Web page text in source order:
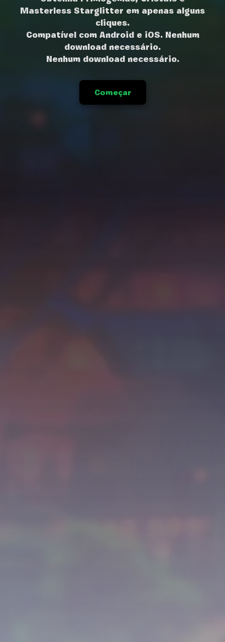
Masterless Starglitter em apenas alguns
cliques.
Compatível com Android e iOS. Nenhum
download necessário.
Nenhum download necessário.
Começar